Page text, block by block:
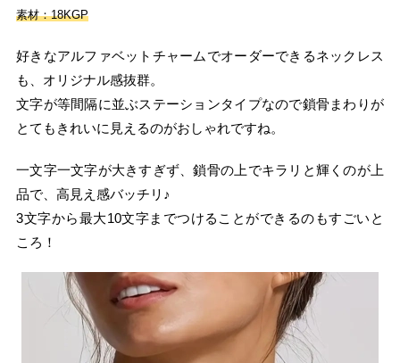
素材：18KGP
好きなアルファベットチャームでオーダーできるネックレス
も、オリジナル感抜群。
文字が等間隔に並ぶステーションタイプなので鎖骨まわりが
とてもきれいに見えるのがおしゃれですね。
一文字一文字が大きすぎず、鎖骨の上でキラリと輝くのが上
品で、高見え感バッチリ♪
3文字から最大10文字までつけることができるのもすごいと
ころ！